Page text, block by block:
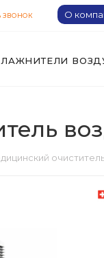
ЗВОНОК О